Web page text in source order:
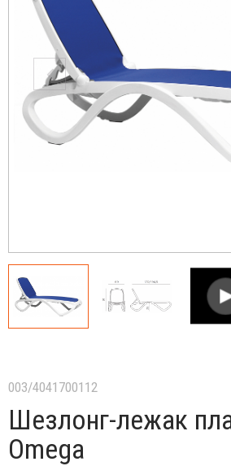
003/4041700112
Шезлонг-лежак
Omega